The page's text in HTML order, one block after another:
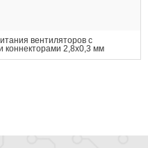
вентиляторов с
коннекторами 2,8x0,3 мм